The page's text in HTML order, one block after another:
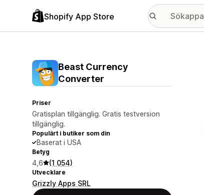
Shopify App Store
Beast Currency
Converter
Priser
Gratisplan tillgänglig. Gratis testversion
tillgänglig.
Populärt i butiker som din
Baserat i USA
Betyg
4,6 (1 054)
Utvecklare
Grizzly Apps SRL